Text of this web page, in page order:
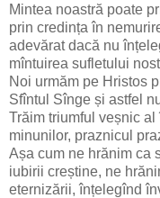
Mintea noastră poate
prin credința în
adevărat dacă nu
mîntuirea sufletului
Noi urmăm pe Hristos
Sfîntul Sînge și astfel
Trăim triumful veșnic
minunilor, praznicul
Așa cum ne hrănim ca
iubirii creștine, ne
eternizării, înțelegînd